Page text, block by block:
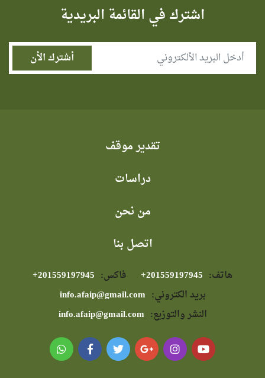
اشترك في القائمة البريدية
تقدير موقف
دراسات
من نحن
اتصل بنا
هاتف: فاكس:
بريد الكتروني: info.afaip@gmail.com
النشر والتوزيع: info.afaip@gmail.com